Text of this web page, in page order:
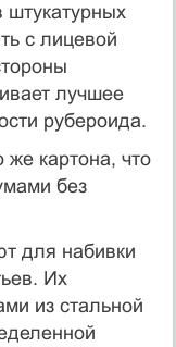
штукатурных
с лицевой
лучшее
рубероида.
же картона, что
без
для набивки
Их
из стальной